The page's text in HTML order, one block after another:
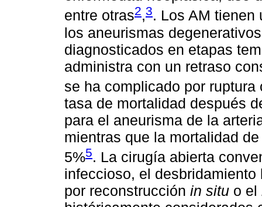
entre otras2,3. Los AM tienen
los aneurismas
diagnosticados en etapas
administra con un retraso
se ha complicado por
tasa de mortalidad después
para el aneurisma de la
mientras que la mortalidad
5%5. La cirugía abierta
infeccioso, el
por reconstrucción in situ o el